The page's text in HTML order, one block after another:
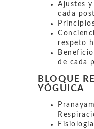
Ajustes y
cada
respeto
de cada
BLOQUE
YÓGUICA